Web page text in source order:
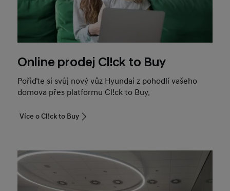
Online prodej Cl!ck to Buy
Pořiďte si svůj nový vůz Hyundai z pohodlí vašeho
domova přes platformu Cl!ck to Buy.
Více o Cl!ck to Buy